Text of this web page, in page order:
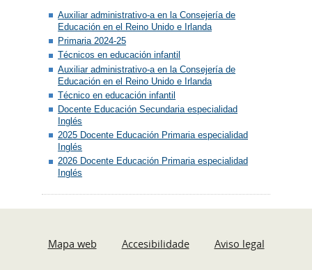
Auxiliar administrativo-a en la Consejería de
Educación en el Reino Unido e Irlanda
Primaria 2024-25
Técnicos en educación infantil
Auxiliar administrativo-a en la Consejería de
Educación en el Reino Unido e Irlanda
Técnico en educación infantil
Docente Educación Secundaria especialidad
Inglés
2025 Docente Educación Primaria especialidad
Inglés
2026 Docente Educación Primaria especialidad
Inglés
Mapa web Accesibilidade Aviso legal